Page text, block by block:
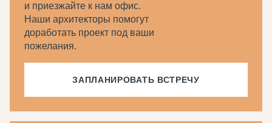
и приезжайте к нам офис.
Наши архитекторы помогут
доработать проект под ваши
пожелания.
ЗАПЛАНИРОВАТЬ ВСТРЕЧУ